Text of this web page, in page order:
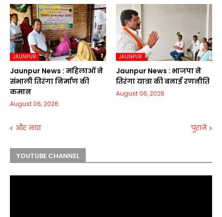
JAUNPUR
Jaunpur News : महिलाओं ने
संभाली तिरंगा निर्माण की
कमान
August 06, 2026
JAUNPUR
Jaunpur News : भाजपा ने
तिरंगा यात्रा की बनाई रणनीति
August 06, 2026
और नया पुराने
YOUTUBE CHANNEL